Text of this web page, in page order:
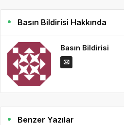
Basın Bildirisi Hakkında
Basın Bildirisi
Benzer Yazılar